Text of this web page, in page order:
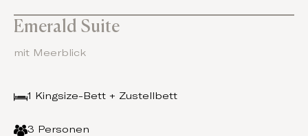
Emerald Suite
mit Meerblick
1 Kingsize-Bett + Zustellbett
3 Personen